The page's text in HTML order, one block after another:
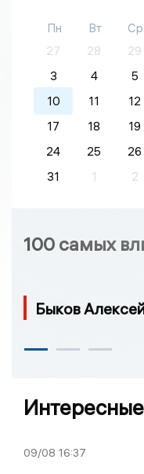
Пн Вт Ср
27
28 29
3
4 5
10
11 12
17
18 19
24
25 26
31
1 2
100 самых
Быков
09/08 16:37